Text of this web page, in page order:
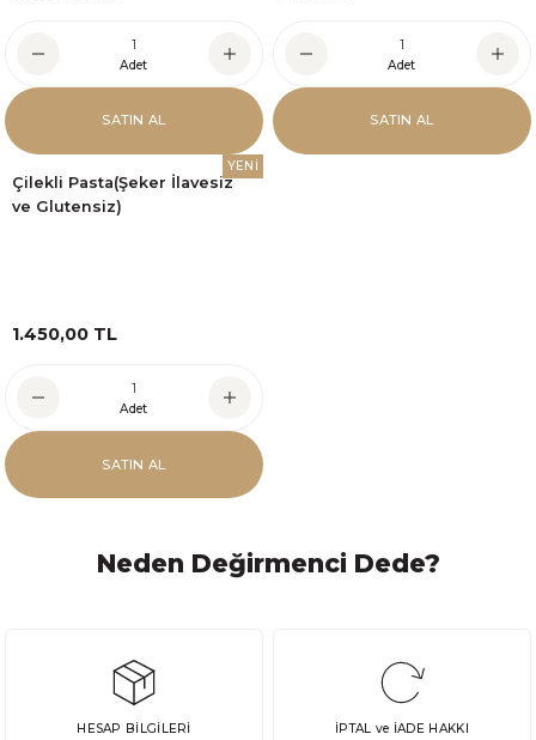
Adet
SATIN AL
Adet
SATIN AL
YENİ
Çilekli Pasta(Şeker İlavesiz
ve Glutensiz)
1.450,00 TL
Adet
SATIN AL
Neden Değirmenci Dede?
HESAP BİLGİLERİ İPTAL ve İADE HAKKI